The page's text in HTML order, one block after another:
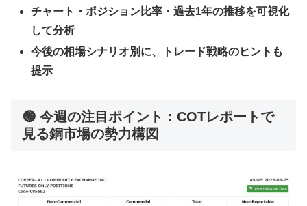
チャート・ポジション比率・過去1年の推移を可視化
して分析
今後の相場シナリオ別に、トレード戦略のヒントも
提示
🟢 今週の注目ポイント：COTレポートで
見る銅市場の勢力構図